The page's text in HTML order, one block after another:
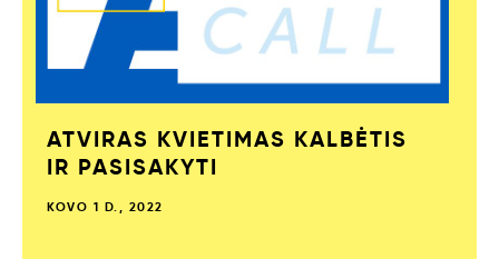
ATVIRAS KVIETIMAS KALBĖTIS
IR PASISAKYTI
KOVO 1 D., 2022